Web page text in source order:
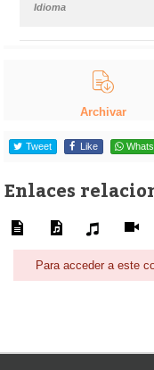
Idioma
Archivar
Tweet Like
Enlaces
Para acceder a este